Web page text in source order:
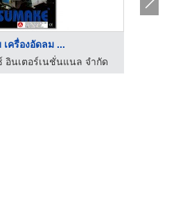
ครื่องอัดลม ...
อินเตอร์เนชั่นแนล จำกัด